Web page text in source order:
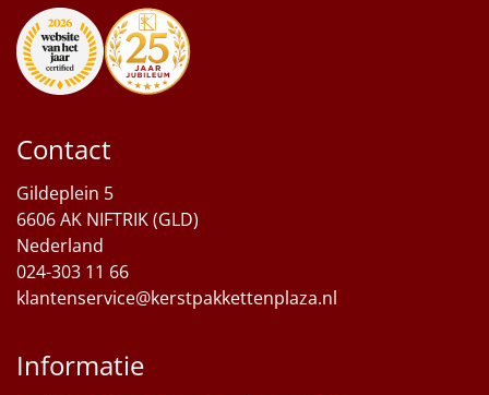
Contact
Gildeplein 5
6606 AK NIFTRIK (GLD)
Nederland
024-303 11 66
klantenservice@kerstpakkettenplaza.nl
Informatie